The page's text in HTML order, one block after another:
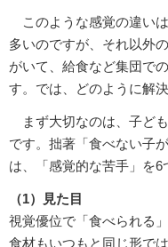
このような感覚の違い
多いのですが、それ以外
がいて、給食など集団で
す。では、どのように解
まず大切なのは、子ど
です。拙著「食べない子
は、「感覚的な苦手」を6
（1）見た目
視覚優位で「食べられる
食材もいつもと同じ形で